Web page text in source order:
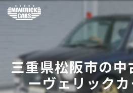
三重県松阪市の
ーヴェリック